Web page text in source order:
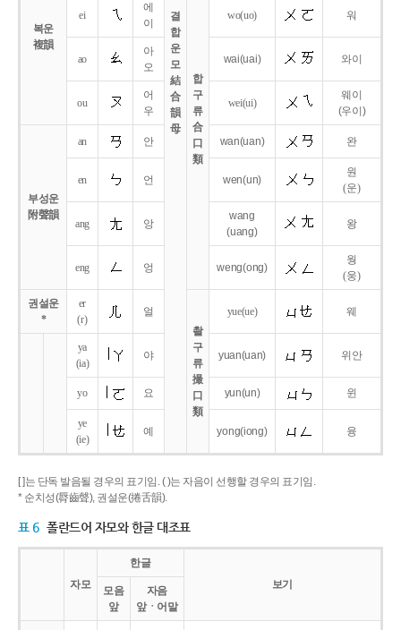
결
합
운
모
結
合
韻
母
복운
複韻
합
구
류
合
口
類
ei
에
이
wo(uo) 워
ao
아
오
wai(uai) 와이
ou
어
우
wei(ui)
웨이
(우이)
부성운
附聲韻
an 안 wan(uan) 완
en 언 wen(un)
원
(운)
ang 앙
wang
(uang)
왕
eng 엉 weng(ong)
웡
(웅)
권설운
*
er
(r)
얼
촬
구
류
撮
口
類
yue(ue) 웨
ya
(ia)
야 yuan(uan) 위안
yo 요 yun(un) 윈
ye
(ie)
예 yong(iong) 융
[ ]는 단독 발음될 경우의 표기임. ( )는 자음이 선행할 경우의 표기임.
* 순치성(脣齒聲), 권설운(捲舌韻).
표 6 폴란드어 자모와 한글 대조표
자모
한글
보기
모음
앞
자음
앞ㆍ어말